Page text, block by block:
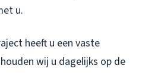
u.
heeft u een vaste
wij u dagelijks op de